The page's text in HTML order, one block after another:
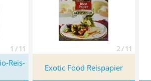
1 / 11 2 / 11
Reis-
Exotic Food Reispapier